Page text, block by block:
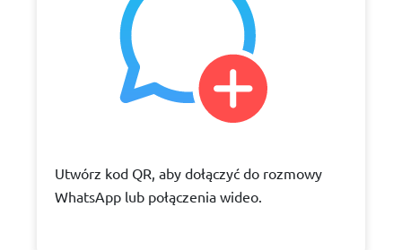
Utwórz kod QR, aby dołączyć do rozmowy
WhatsApp lub połączenia wideo.